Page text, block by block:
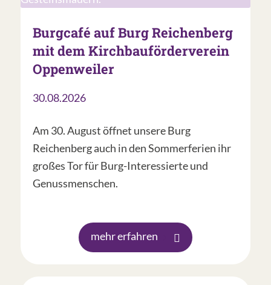
Burgcafé auf Burg Reichenberg
mit dem Kirchbauförderverein
Oppenweiler
30.08.2026
Am 30. August öffnet unsere Burg
Reichenberg auch in den Sommerferien ihr
großes Tor für Burg-Interessierte und
Genussmenschen.
mehr erfahren